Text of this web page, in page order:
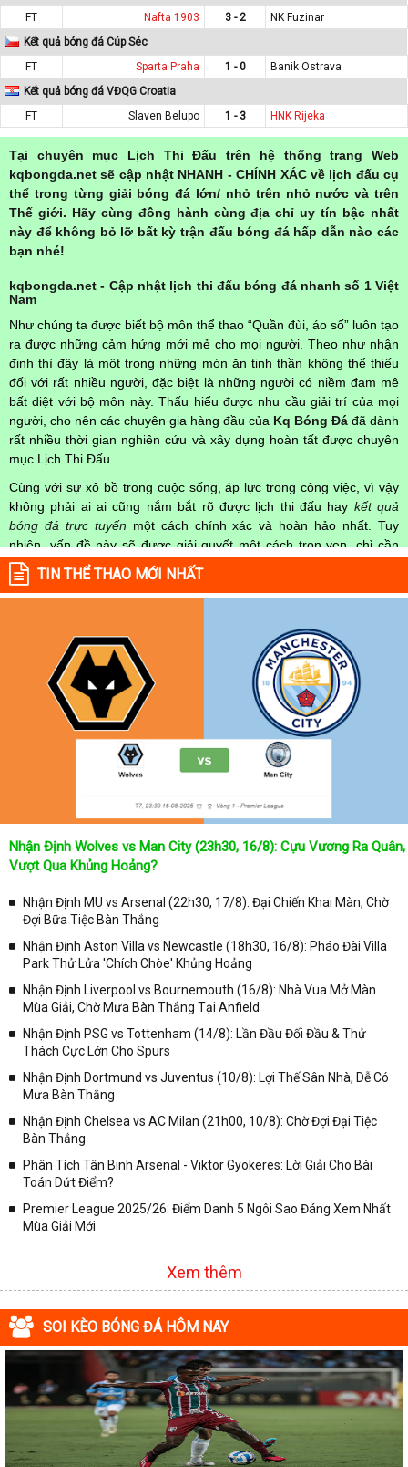
FT
Nafta 1903 3 - 2
NK Fuzinar
Kết quả bóng đá Cúp Séc
FT
Sparta Praha 1 - 0
Banik Ostrava
Kết quả bóng đá VĐQG Croatia
FT
Slaven Belupo 1 - 3 HNK Rijeka
Tại chuyên mục Lịch Thi Đấu trên hệ thống trang Web
kqbongda.net sẽ cập nhật NHANH - CHÍNH XÁC về lịch đấu cụ
thể trong từng giải bóng đá lớn/ nhỏ trên nhỏ nước và trên
Thế giới. Hãy cùng đồng hành cùng địa chỉ uy tín bậc nhất
này để không bỏ lỡ bất kỳ trận đấu bóng đá hấp dẫn nào các
bạn nhé!
kqbongda.net - Cập nhật lịch thi đấu bóng đá nhanh số 1 Việt
Nam
Như chúng ta được biết bộ môn thể thao “Quần đùi, áo số” luôn tạo
ra được những cảm hứng mới mẻ cho mọi người. Theo như nhận
định thì đây là một trong những món ăn tinh thần không thể thiếu
đối với rất nhiều người, đặc biệt là những người có niềm đam mê
bất diệt với bộ môn này. Thấu hiểu được nhu cầu giải trí của mọi
người, cho nên các chuyên gia hàng đầu của Kq Bóng Đá đã dành
rất nhiều thời gian nghiên cứu và xây dựng hoàn tất được chuyên
mục Lịch Thi Đấu.
Cùng với sự xô bồ trong cuộc sống, áp lực trong công việc, vì vậy
không phải ai ai cũng nắm bắt rõ được lịch thi đấu hay kết quả
bóng đá trực tuyến một cách chính xác và hoàn hảo nhất. Tuy
nhiên, vấn đề này sẽ được giải quyết một cách trọn vẹn, chỉ cần
truy cập vào chuyên mục
Lịch Thi Đấu
mọi người hoàn toàn nắm rõ được chính xác về thời gian các trận
đấu bóng đá Việt Nam hay trên Thế giới diễn ra trong thời gian sắp
cả 2 đội tuyển bóng đá đang đạt được.
Không chỉ dừng lại ở đó, những người hâm mộ bóng đá có thể cập
nhật được chính xác về lịch phát sóng bóng đá được tường thuật
trực tiếp ở trên những kênh truyền hình thể thao lớn nhất hiện nay
như: VTV3, K+, SCTV, Thể thao TV,... Nếu như bạn không muốn
bỏ lỡ bất kỳ một trận đấu bóng đá nào trong từng mùa giải, hãy
thường xuyên vào chuyên mụcLịch Thi Đấutại chuyên trang
để cập nhật thông tin chính xác nhất nhé!
Lịch thi đấu được cập nhật chính xác trong toàn bộ các giải
Tại Lịch Thi Đấu của chuyên trang kqbongda.net
sẽ cập nhanh
chóng và chính xác nhất thời gian từng trận đấu bóng đá diễn ra ở
trong từng giải đấu như:
✓ Giải đấu bóng đá Ngoại hạng Anh;
✓ Giải bóng Cúp C1 Châu Âu;
✓ Giải VĐQG Tây Ban Nha;
✓ VĐQG Đức;
✓ VĐQG Pháp;
✓ Liên Đoàn Anh;
✓ U23 Châu Á;
✓ Euro 2020;
✓ VLWC KV Châu Á;
✓ Các giải đấu bóng đá khác.
Vì vậy, đồng hành cùng với chuyên trang
sẽ không bỏ lỡ bất kỳ trận đấu bóng đá nào, đặc biệt là những trận
bóng siêu kinh điển tại các giải bóng đá lớn nhất trên Thế giới. Tại
đây, mọi người sẽ có thể khai thác thêm được rất nhiều những
thông tin liên quan đến trận đấu bóng đá sắp diễn ra như:
✓ Thời gian chính xác trận đấu diễn ra;
✓ Đội hình thi đấu dự kiến;
TIN THỂ THAO MỚI NHẤT
Nhận Định Wolves vs Man City (23h30, 16/8): Cựu Vương Ra Quân,
Vượt Qua Khủng Hoảng?
Nhận Định MU vs Arsenal (22h30, 17/8): Đại Chiến Khai Màn, Chờ
Đợi Bữa Tiệc Bàn Thắng
Nhận Định Aston Villa vs Newcastle (18h30, 16/8): Pháo Đài Villa
Park Thử Lửa 'Chích Chòe' Khủng Hoảng
Nhận Định Liverpool vs Bournemouth (16/8): Nhà Vua Mở Màn
Mùa Giải, Chờ Mưa Bàn Thắng Tại Anfield
Nhận Định PSG vs Tottenham (14/8): Lần Đầu Đối Đầu & Thử
Thách Cực Lớn Cho Spurs
Nhận Định Dortmund vs Juventus (10/8): Lợi Thế Sân Nhà, Dễ Có
Mưa Bàn Thắng
Nhận Định Chelsea vs AC Milan (21h00, 10/8): Chờ Đợi Đại Tiệc
Bàn Thắng
Phân Tích Tân Binh Arsenal - Viktor Gyökeres: Lời Giải Cho Bài
Toán Dứt Điểm?
Premier League 2025/26: Điểm Danh 5 Ngôi Sao Đáng Xem Nhất
Mùa Giải Mới
Xem thêm
SOI KÈO BÓNG ĐÁ HÔM NAY